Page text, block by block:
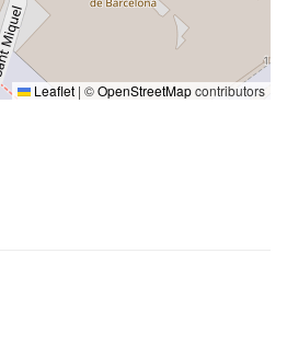
Leaflet | ©OpenStreetMapcontributors